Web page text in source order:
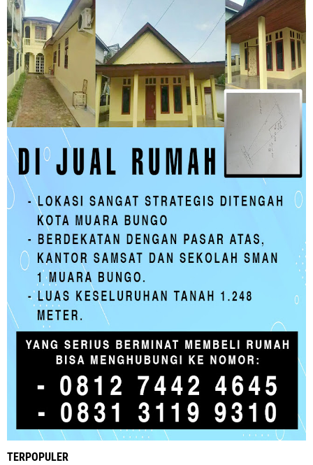
TERPOPULER